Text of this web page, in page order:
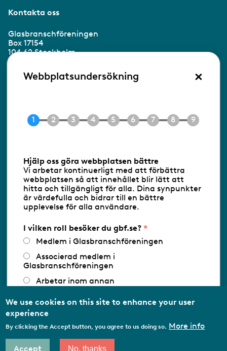
Kontakta oss
Glasbranschföreningen
Box 17154
104 62 Stockholm
Besöksadress:
Ringvägen 100
E-post info@gbf.se
Följ oss via RSS
Databasens namn:www.gbf.se-
Glasbranschföreningen AB - Ansvarig
utgivare: Sofia Wahlgren
Webbplatsundersökning ×
Hjälp oss göra webbplatsen bättre
Vi arbetar kontinuerligt med att förbättra
webbplatsen så att innehållet blir lätt att
hitta och tillgängligt för alla. Dina synpunkter
är värdefulla och bidrar till en bättre
upplevelse för alla användare.
I vilken roll besöker du gbf.se?
Medlem i Glasbranschföreningen
Associerad medlem i
Glasbranschföreningen
Arbetar inom annan
Utbildningsaktör
We use cookies on this site to enhance your user
experience
By clicking the Accept button, you agree to us doing so. More info
Accept No, thanks